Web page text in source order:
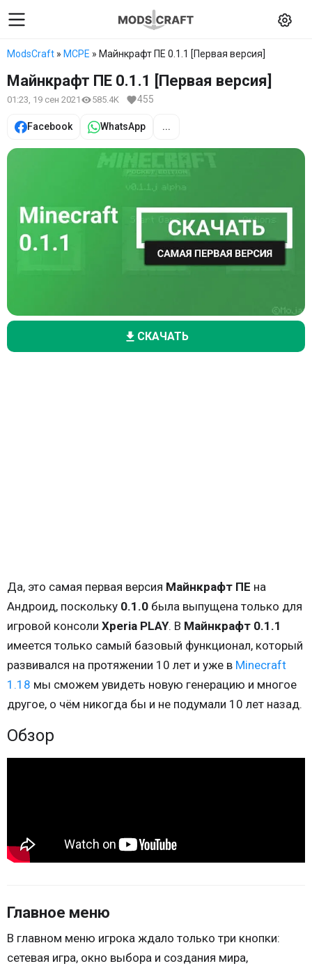
ModsCraft » MCPE » Майнкрафт ПЕ 0.1.1 [Первая версия]
Майнкрафт ПЕ 0.1.1 [Первая версия]
01:23, 19 сен 2021 585.4K 455
Facebook WhatsApp ...
СКАЧАТЬ
Да, это самая первая версия Майнкрафт ПЕ на
Андроид, поскольку 0.1.0 была выпущена только для
игровой консоли Xperia PLAY. В Майнкрафт 0.1.1
имеется только самый базовый функционал, который
развивался на протяжении 10 лет и уже в Minecraft
1.18 мы сможем увидеть новую генерацию и многое
другое, о чём никогда бы и не подумали 10 лет назад.
Обзор
Главное меню
В главном меню игрока ждало только три кнопки:
сетевая игра, окно выбора и создания мира,